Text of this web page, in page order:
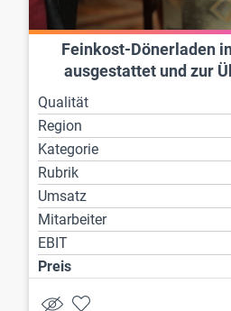
Feinkost-Dönerladen
ausgestattet und zur
Qualität
Region
Kategorie
Rubrik
Umsatz
Mitarbeiter
EBIT
Preis